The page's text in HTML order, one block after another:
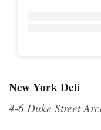
New York Deli
4-6 Duke Street